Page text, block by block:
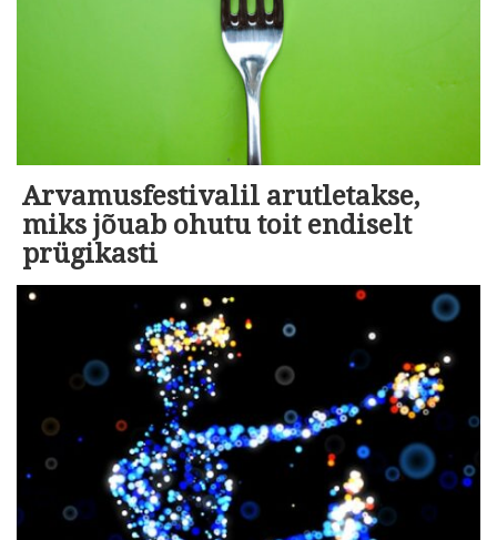
Arvamusfestivalil arutletakse,
miks jõuab ohutu toit endiselt
prügikasti